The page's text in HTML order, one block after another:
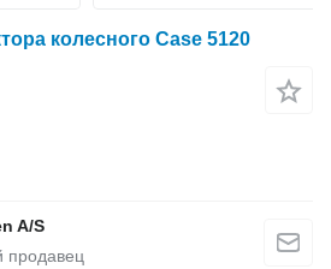
колесного Case 5120
A/S